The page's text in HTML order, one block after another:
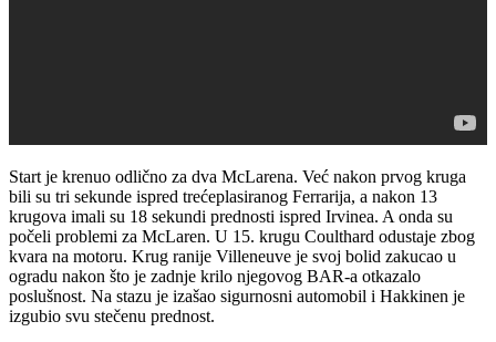
Start je krenuo odlično za dva McLarena. Već nakon prvog kruga
bili su tri sekunde ispred trećeplasiranog Ferrarija, a nakon 13
krugova imali su 18 sekundi prednosti ispred Irvinea. A onda su
počeli problemi za McLaren. U 15. krugu Coulthard odustaje zbog
kvara na motoru. Krug ranije Villeneuve je svoj bolid zakucao u
ogradu nakon što je zadnje krilo njegovog BAR-a otkazalo
poslušnost. Na stazu je izašao sigurnosni automobil i Hakkinen je
izgubio svu stečenu prednost.